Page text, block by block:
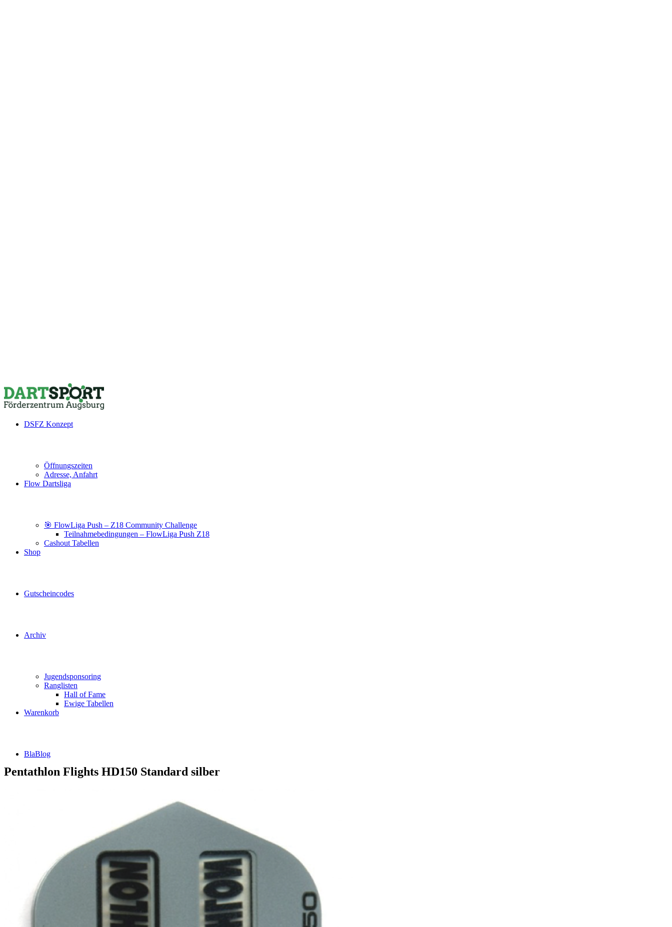
DSFZ Konzept
Öffnungszeiten
Adresse, Anfahrt
Flow Dartsliga
🎯 FlowLiga Push – Z18 Community Challenge
Teilnahmebedingungen – FlowLiga Push Z18
Cashout Tabellen
Shop
Gutscheincodes
Archiv
Jugendsponsoring
Ranglisten
Hall of Fame
Ewige Tabellen
Warenkorb
BlaBlog
DSFZ Konzept
Flow Dartsliga
🎯 FlowLiga Push – Z18 Community Challenge
Teilnahmebedingungen – FlowLiga Push Z18
Pentathlon Flights HD150 Standard silber